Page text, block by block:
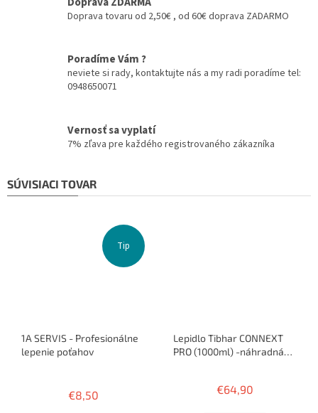
Doprava tovaru od 2,50€ , od 60€ doprava ZADARMO
Poradíme Vám ?
neviete si rady, kontaktujte nás a my radi poradíme tel:
0948650071
Vernosť sa vyplatí
7% zľava pre každého registrovaného zákazníka
SÚVISIACI TOVAR
Tip
1A SERVIS - Profesionálne
lepenie poťahov
produktu
€8,50
Lepidlo Tibhar CONNEXT
PRO (1000ml) -náhradná
€64,90